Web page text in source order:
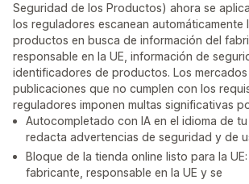
Seguridad de los Productos) ahora se
los reguladores escanean automáticamente
productos en busca de información del
responsable en la UE, información de
identificadores de productos. Los mercados
publicaciones que no cumplen con los
reguladores imponen multas significativas
Autocompletado con IA en el idioma de
redacta advertencias de seguridad y de
Bloque de la tienda online listo para la
fabricante, responsable en la UE y se